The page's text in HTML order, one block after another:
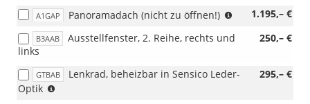
mit
Einzel-
Beifahrersitz)
A1GAP 1.195,– €
Panoramadach (nicht zu öffnen!)
(nicht
mit
B3AAB 250,– €
Ausstellfenster, 2. Reihe, rechts und
links
GTBAB 295,– €
Lenkrad, beheizbar in Sensico Leder-
Optik